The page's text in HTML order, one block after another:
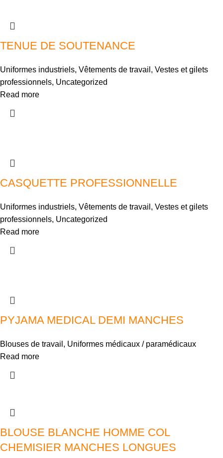
TENUE DE SOUTENANCE
Uniformes industriels, Vêtements de travail , Vestes et gilets
professionnels, Uncategorized
Read more
CASQUETTE PROFESSIONNELLE
Uniformes industriels, Vêtements de travail , Vestes et gilets
professionnels, Uncategorized
Read more
PYJAMA MEDICAL DEMI MANCHES
Blouses de travail , Uniformes médicaux / paramédicaux
Read more
BLOUSE BLANCHE HOMME COL
CHEMISIER MANCHES LONGUES